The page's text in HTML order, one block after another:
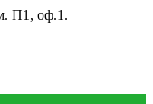
П1, оф.1.